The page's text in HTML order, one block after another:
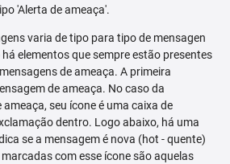
'Alerta de ameaça'.
varia de tipo para tipo de mensagen
elementos que sempre estão presentes
de ameaça. A primeira
de ameaça. No caso da
seu ícone é uma caixa de
dentro. Logo abaixo, há uma
se a mensagem é nova (hot - quente)
com esse ícone são aquelas